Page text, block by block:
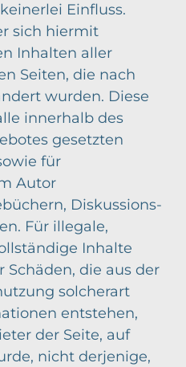
Einfluss.
sich hiermit
Inhalten aller
Seiten, die nach
wurden. Diese
innerhalb des
gesetzten
für
Autor
Diskussions-
Für illegale,
Inhalte
Schäden, die aus der
solcherart
entstehen,
der Seite, auf
nicht derjenige,